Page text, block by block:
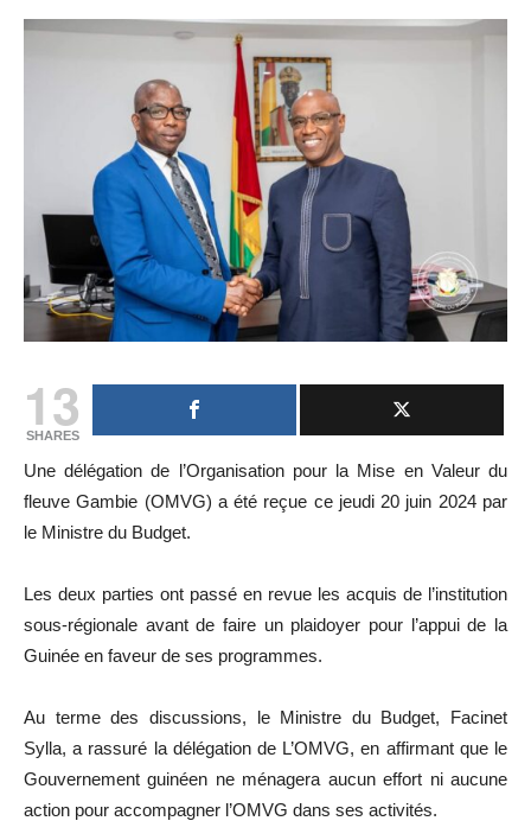
13
SHARES
Une délégation de l’Organisation pour la Mise en Valeur du
fleuve Gambie (OMVG) a été reçue ce jeudi 20 juin 2024 par
le Ministre du Budget.
Les deux parties ont passé en revue les acquis de l’institution
sous-régionale avant de faire un plaidoyer pour l’appui de la
Guinée en faveur de ses programmes.
Au terme des discussions, le Ministre du Budget, Facinet
Sylla, a rassuré la délégation de L’OMVG, en affirmant que le
Gouvernement guinéen ne ménagera aucun effort ni aucune
action pour accompagner l’OMVG dans ses activités.